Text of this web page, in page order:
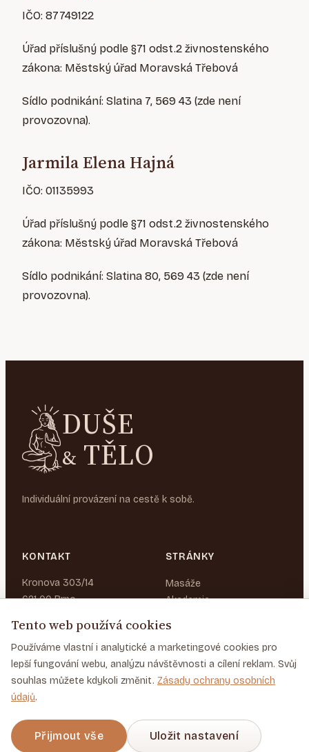
IČO: 87749122
Úřad příslušný podle §71 odst.2 živnostenského
zákona: Městský úřad Moravská Třebová
Sídlo podnikání: Slatina 7, 569 43 (zde není
provozovna).
Jarmila Elena Hajná
IČO: 01135993
Úřad příslušný podle §71 odst.2 živnostenského
zákona: Městský úřad Moravská Třebová
Sídlo podnikání: Slatina 80, 569 43 (zde není
provozovna).
DUŠE
& TĚLO
Individuální provázení na cestě k sobě.
KONTAKT
Kronova 303/14
621 00 Brno
+420 777 071 641
vitej@duseatelo.cz
STRÁNKY
Masáže
Akademie
© 2026 Duše a tělo. Všechna práva vyhrazena.
Podmínky použití
Tento web používá cookies
Používáme vlastní i analytické a marketingové cookies pro
lepší fungování webu, analýzu návštěvnosti a cílení reklam. Svůj
souhlas můžete kdykoli změnit. Zásady ochrany osobních
údajů.
Přijmout vše Uložit nastavení